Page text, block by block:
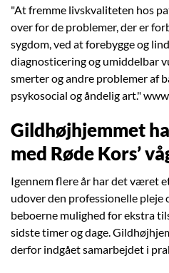
"At fremme livskvaliteten hos
over for de problemer, der er
sygdom, ved at forebygge og
diagnosticering og umiddelbar
smerter og andre problemer af
psykosocial og åndelig art."
Gildhøjhjemmet​​​
med Røde Kors’
Igennem flere år har det været
udover den professionelle pleje
beboerne mulighed for ekstra
sidste timer og dage.
derfor indgået samarbejdet i